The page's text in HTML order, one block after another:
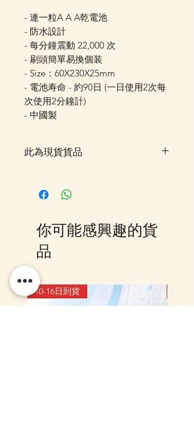
​- 連一粒A A A乾電池
- 防水設計
- 每分鐘震動 22,000 次
- 刷頭簡單易換個装
- Size：60X230X25mm
- 電池寿命 - 約90日 (一日使用2次每
次使用2分鐘計)
- 中國製
此為現貨貨品
Out 購買, 如系統顯示為"無庫
訂貨, 詳情請Facebook PM 或
Whatsapp 聯絡我們
你可能感興趣的貨
品
10-16日到貨